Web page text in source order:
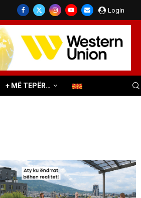
Login
+ MË TEPËR…